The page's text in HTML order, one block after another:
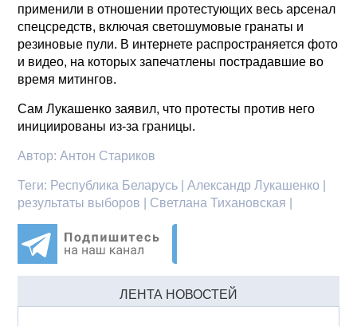
применили в отношении протестующих весь арсенал
спецсредств, включая светошумовые гранаты и
резиновые пули. В интернете распространяется фото
и видео, на которых запечатлены пострадавшие во
время митингов.
Сам Лукашенко заявил, что протесты против него
инициированы из-за границы.
Автор:Антон Стариков
Теги: Республика Беларусь | Александр Лукашенко |
результаты выборов | Светлана Тихановская |
ЛЕНТА НОВОСТЕЙ